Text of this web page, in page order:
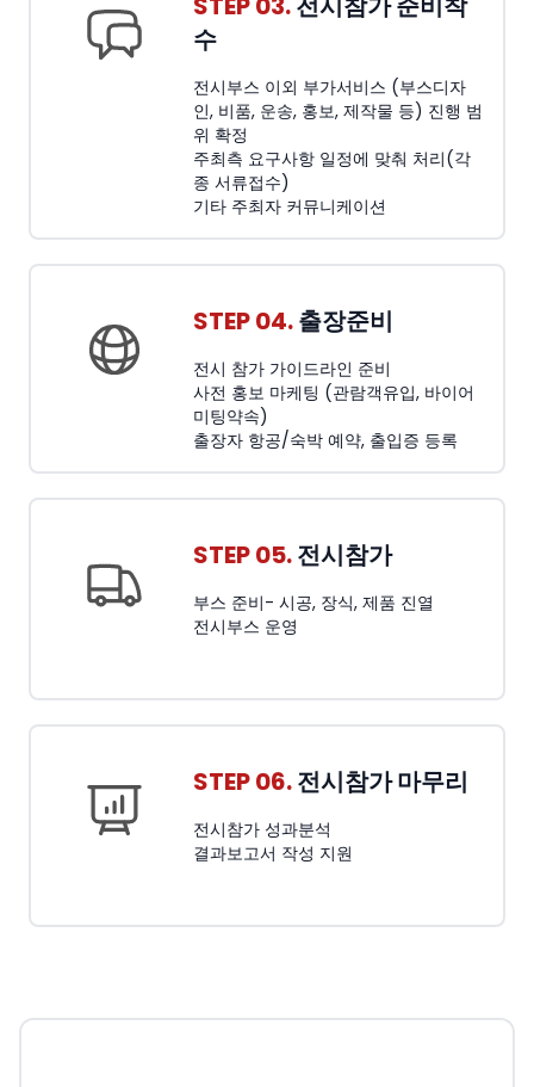
수
전시부스 이외 부가서비스 (부스디자
인, 비품, 운송, 홍보, 제작물 등) 진행 범
위 확정
주최측 요구사항 일정에 맞춰 처리(각
종 서류접수)
기타 주최자 커뮤니케이션
STEP 04.출장준비
전시 참가 가이드라인 준비
사전 홍보 마케팅 (관람객유입, 바이어
미팅약속)
출장자 항공/숙박 예약, 출입증 등록
STEP 05.전시참가
부스 준비- 시공, 장식, 제품 진열
전시부스 운영
STEP 06.전시참가 마무리
전시참가 성과분석
결과보고서 작성 지원